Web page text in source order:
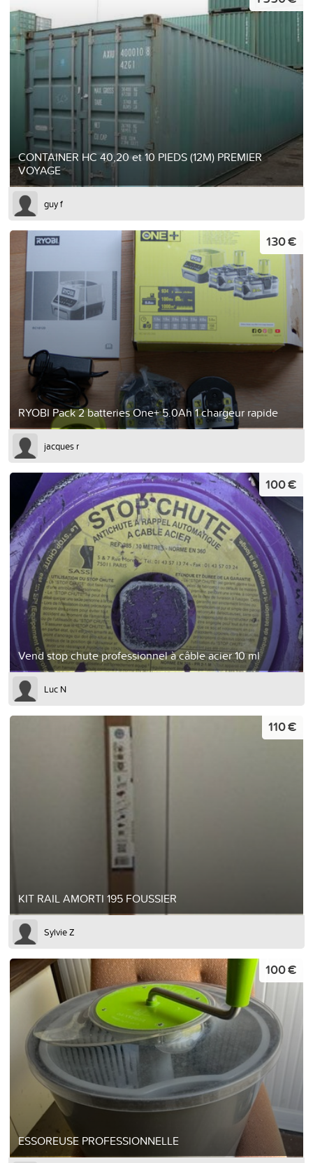
CONTAINER HC 40,20 et 10 PIEDS (12M) PREMIER
VOYAGE
guy f
RYOBI Pack 2 batteries One+ 5.0Ah 1 chargeur rapide
130 €
jacques r
Vend stop chute professionnel à câble acier 10 ml
100 €
Luc N
KIT RAIL AMORTI 195 FOUSSIER
110 €
Sylvie Z
ESSOREUSE PROFESSIONNELLE
100 €